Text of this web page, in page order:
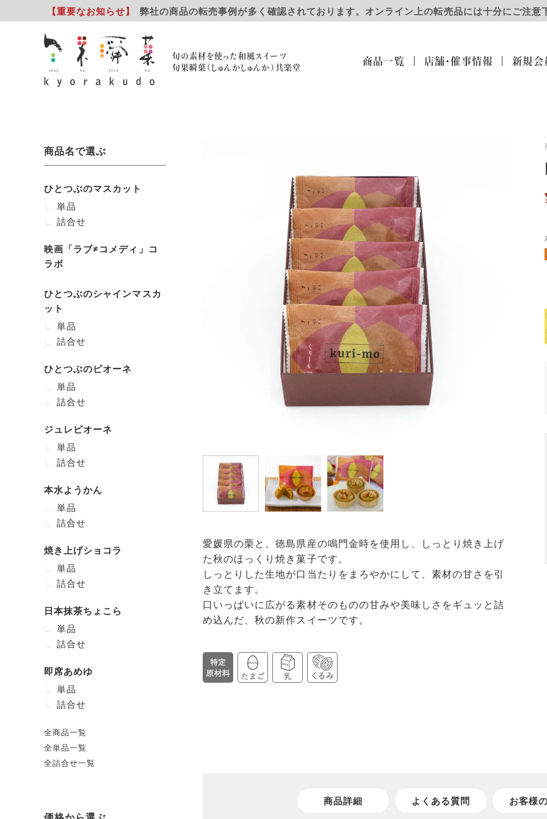
【重要なお知らせ】 弊社の商品の転売事例が多く確認されております。オンライン上の転売品には十分にご注意
旬の素材を使った和風スイーツ
旬果瞬菓（しゅんかしゅんか）共楽堂
商品一覧 店舗・催事情報 新規会
愛媛県の栗と、徳島県産の鳴門金時を使用し、しっとり焼き上げ
た秋のほっくり焼き菓子です。
しっとりした生地が口当たりをまろやかにして、素材の甘さを引
き立てます。
口いっぱいに広がる素材そのものの甘みや美味しさをギュッと詰
め込んだ、秋の新作スイーツです。
商品詳細 よくある質問 お客様
商品名で選ぶ
ひとつぶのマスカット
単品
詰合せ
映画「ラブ≠コメディ」コ
ラボ
ひとつぶのシャインマスカ
ット
単品
詰合せ
ひとつぶのピオーネ
単品
詰合せ
ジュレピオーネ
単品
詰合せ
本水ようかん
単品
詰合せ
焼き上げショコラ
単品
詰合せ
日本抹茶ちょこら
単品
詰合せ
即席あめゆ
単品
詰合せ
全商品一覧
全単品一覧
全詰合せ一覧